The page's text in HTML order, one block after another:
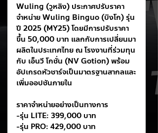
Wuling (วูหลิง) ประกาศปรับราคา
จำหน่าย Wuling Binguo (บิงโก) รุ่น
ปี 2025 (MY25) โดยมีการปรับราคา
ขึ้น 50,000 บาท แลกกับการเปลี่ยนมา
ผลิตในประเทศไทย ณ โรงงานที่ร่วมทุน
กับ เอ็นวี โกชั่น (NV Gotion) พร้อม
อัปเกรดหัวชาร์จเป็นมาตรฐานสากลและ
เพิ่มออปชันภายใน
ราคาจำหน่ายอย่างเป็นทางการ
-รุ่น LITE: 399,000 บาท
-รุ่น PRO: 429,000 บาท